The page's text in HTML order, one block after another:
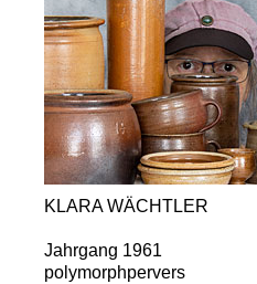
KLARA WÄCHTLER
Jahrgang 1961
polymorphpervers